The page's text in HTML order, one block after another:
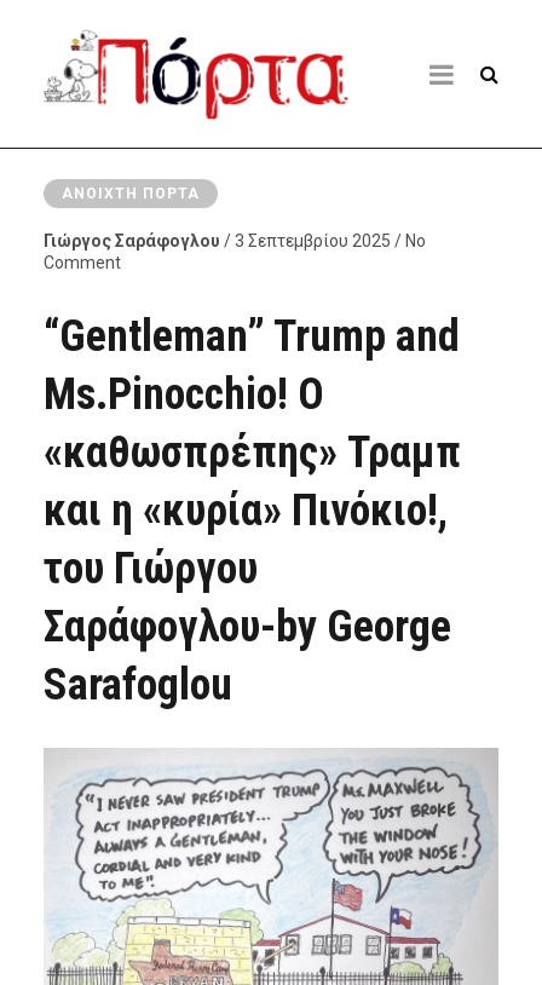
ΑΝΟΙΧΤΉ ΠΌΡΤΑ
Γιώργος Σαράφογλου / 3 Σεπτεμβρίου 2025 / No
Comment
“Gentleman” Trump and
Ms.Pinocchio! Ο
«καθωσπρέπης» Τραμπ
και η «κυρία» Πινόκιο!,
του Γιώργου
Σαράφογλου-by George
Sarafoglou